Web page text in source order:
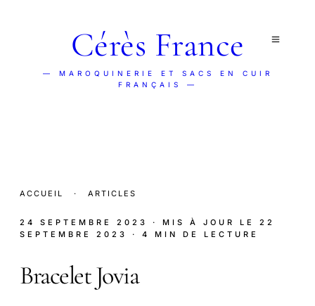
Cérès France
— MAROQUINERIE ET SACS EN CUIR
FRANÇAIS —
ACCUEIL · ARTICLES
24 SEPTEMBRE 2023 · MIS À JOUR LE 22
SEPTEMBRE 2023
· 4 MIN DE LECTURE
Bracelet Jovia